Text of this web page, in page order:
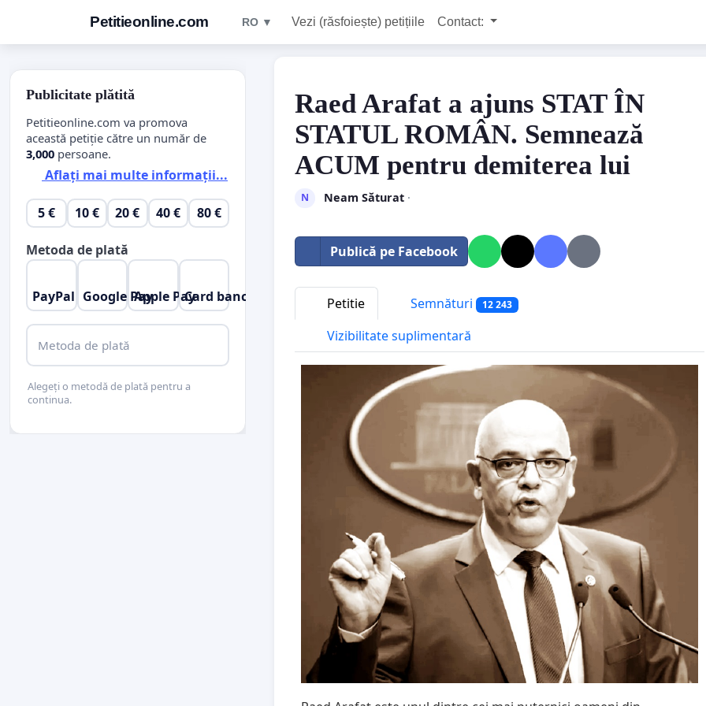
Petitieonline.com RO ▼ Vezi (răsfoiește) petițiile Contact:
Raed Arafat a ajuns STAT ÎN
STATUL ROMÂN. Semnează
ACUM pentru demiterea lui
N Neam Săturat·
Publică pe Facebook
Petitie Semnături 12 243
Vizibilitate suplimentară
Publicitate plătită
Petitieonline.com va promova
această petiție către un număr de
3,000 persoane.
Aflați mai multe informații...
5 € 10 € 20 € 40 € 80 €
Metoda de plată
PayPal Google PayApple PayCard bancar
Metoda de plată
Alegeți o metodă de plată pentru a
continua.